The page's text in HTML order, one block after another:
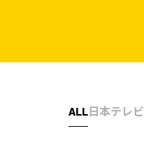
ALL 日本テレビ